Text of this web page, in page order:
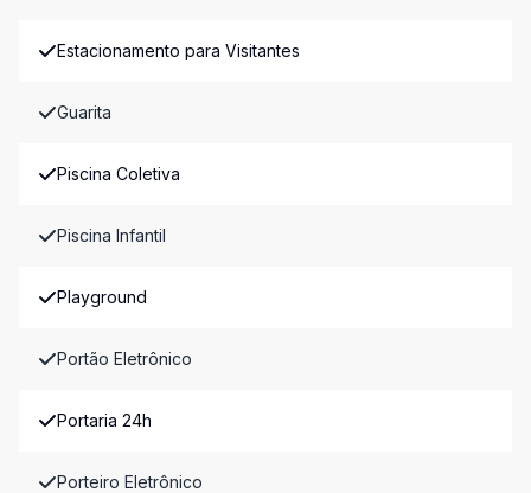
Estacionamento para Visitantes
Guarita
Piscina Coletiva
Piscina Infantil
Playground
Portão Eletrônico
Portaria 24h
Porteiro Eletrônico